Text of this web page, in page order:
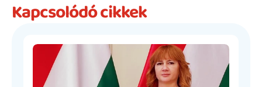
Kapcsolódó cikkek